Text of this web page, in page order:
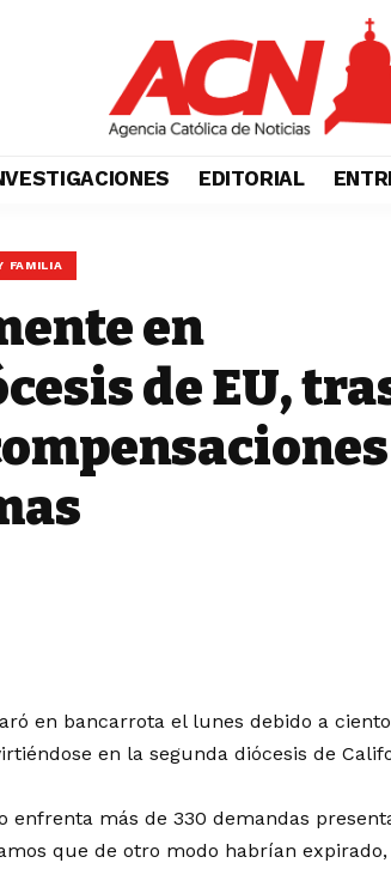
EDITORIAL
FAMILIA
en
de EU,
en bancarrota el lunes debido a
en la segunda diócesis de
enfrenta más de 330 demandas
que de otro modo habrían